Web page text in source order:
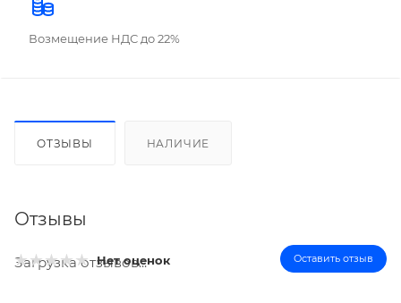
Возмещение НДС до 22%
ОТЗЫВЫ НАЛИЧИЕ
Отзывы
Нет оценок Оставить отзыв
Загрузка отзывов...